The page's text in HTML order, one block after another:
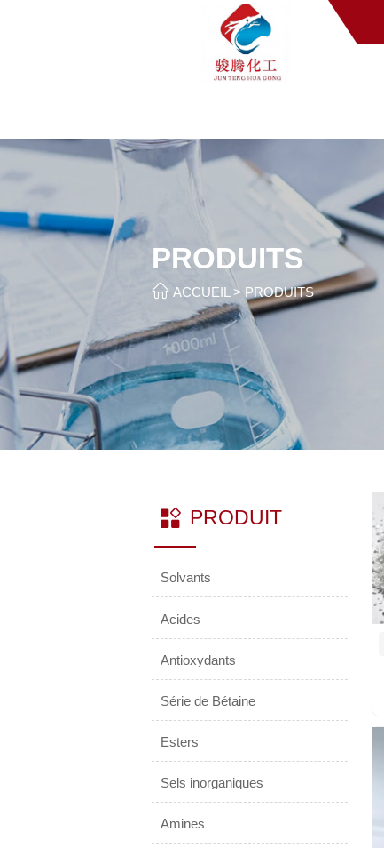
PRODUITS
 ACCUEIL > PRODUITS
 PRODUIT
Solvants
Acides
Antioxydants
Série de Bétaine
Esters
Sels inorganiques
Amines